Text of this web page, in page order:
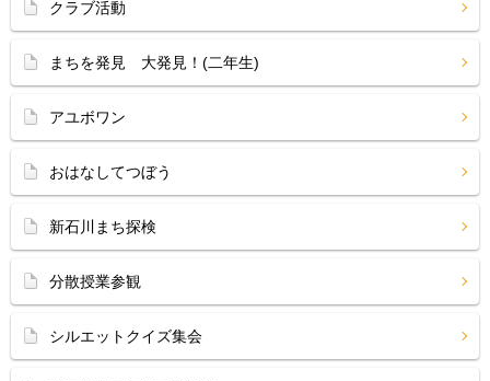
クラブ活動
まちを発見 大発見！(二年生)
アユボワン
おはなしてつぼう
新石川まち探検
分散授業参観
シルエットクイズ集会